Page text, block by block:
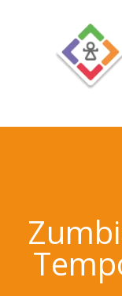
INCENTIVO AOS
MAIS SAÚDE
INCENTIVO AOS